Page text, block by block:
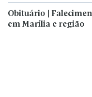
Obituário |
em Marília e região